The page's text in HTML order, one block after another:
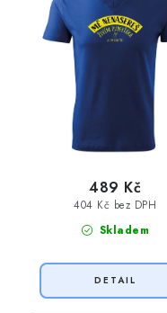
Skladem
404 Kč bez DPH
489 Kč